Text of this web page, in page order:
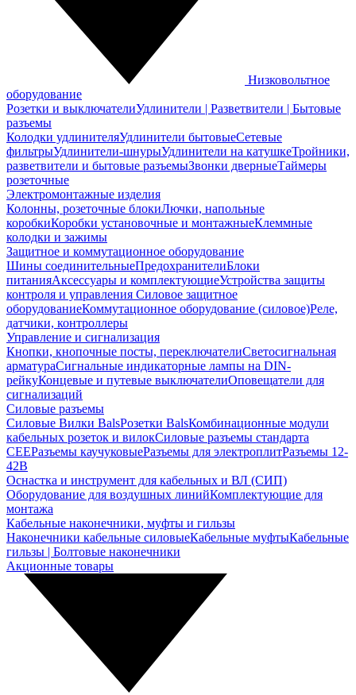
Низковольтное
оборудование
Розетки и выключателиУдлинители | Разветвители | Бытовые
разъемы
Колодки удлинителяУдлинители бытовыеСетевые
фильтрыУдлинители-шнурыУдлинители на катушкеТройники,
разветвители и бытовые разъемыЗвонки дверныеТаймеры
розеточные
Электромонтажные изделия
Колонны, розеточные блокиЛючки, напольные
коробкиКоробки установочные и монтажныеКлеммные
колодки и зажимы
Защитное и коммутационное оборудование
Шины соединительныеПредохранителиБлоки
питанияАксессуары и комплектующиеУстройства защиты
контроля и управления Силовое защитное
оборудованиеКоммутационное оборудование (силовое)Реле,
датчики, контроллеры
Управление и сигнализация
Кнопки, кнопочные посты, переключателиСветосигнальная
арматураСигнальные индикаторные лампы на DIN-
рейкуКонцевые и путевые выключателиОповещатели для
сигнализаций
Силовые разъемы
Силовые Вилки BalsРозетки BalsКомбинационные модули
кабельных розеток и вилокСиловые разъемы стандарта
CEEРазъемы каучуковыеРазъемы для электроплитРазъемы 12-
42В
Оснастка и инструмент для кабельных и ВЛ (СИП)
Оборудование для воздушных линийКомплектующие для
монтажа
Кабельные наконечники, муфты и гильзы
Наконечники кабельные силовыеКабельные муфтыКабельные
гильзы | Болтовые наконечники
Акционные товары